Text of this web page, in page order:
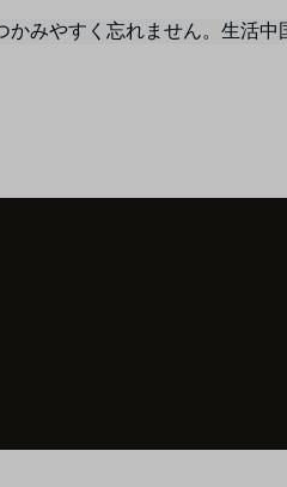
みやすく忘れません。生活中